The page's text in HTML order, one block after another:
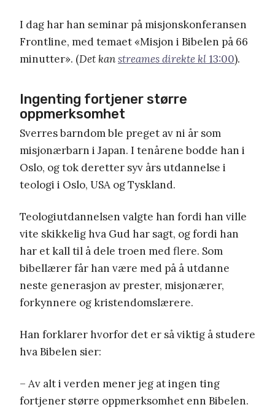
I dag har han seminar på misjonskonferansen
Frontline, med temaet «Misjon i Bibelen på 66
minutter». (Det kanstreames direkte kl13:00).
Ingenting fortjener større
oppmerksomhet
Sverres barndom ble preget av ni år som
misjonærbarn i Japan. I tenårene bodde han i
Oslo, og tok deretter syv års utdannelse i
teologi i Oslo, USA og Tyskland.
Teologiutdannelsen valgte han fordi han ville
vite skikkelig hva Gud har sagt, og fordi han
har et kall til å dele troen med flere. Som
bibellærer får han være med på å utdanne
neste generasjon av prester, misjonærer,
forkynnere og kristendomslærere.
Han forklarer hvorfor det er så viktig å studere
hva Bibelen sier:
– Av alt i verden mener jeg at ingen ting
fortjener større oppmerksomhet enn Bibelen.